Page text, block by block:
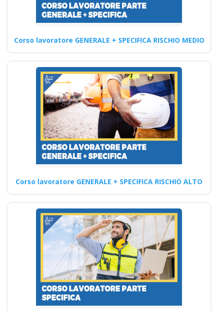
per la Sicurezza sul Lavoro:
Entra a Far Parte…
Continua
Corso di formazione
sulla sicurezza per
l'utilizzo del
decespugliatore
Corso Datore di
Lavoro 16 ore
Prevenzione e competenze
lavoratori esperti Modulo
comune per…
Continua
Corso lavoratore GENERALE + SPECIFICA RISCHIO MEDIO
Corso lavoratore GENERALE + SPECIFICA RISCHIO ALTO